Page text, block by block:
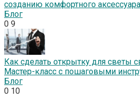
созданию комфортного
Блог
0 9
Как сделать открытку для светы
Мастер-класс с пошаговыми
Блог
0 10